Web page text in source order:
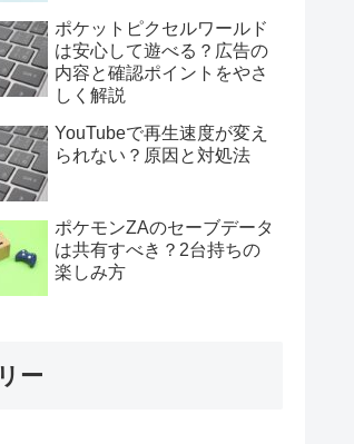
ポケットピクセルワールド
は安心して遊べる？広告の
内容と確認ポイントをやさ
しく解説
YouTubeで再生速度が変え
られない？原因と対処法
ポケモンZAのセーブデータ
は共有すべき？2台持ちの
楽しみ方
ー